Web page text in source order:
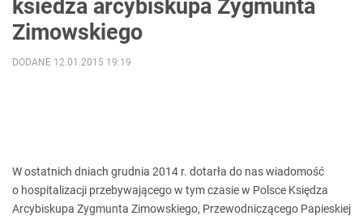
ksiedza arcybiskupa Zygmunta
Zimowskiego
DODANE 12.01.2015 19:19
W ostatnich dniach grudnia 2014 r. dotarła do nas wiadomość
o hospitalizacji przebywającego w tym czasie w Polsce Księdza
Arcybiskupa Zygmunta Zimowskiego, Przewodniczącego Papieskiej